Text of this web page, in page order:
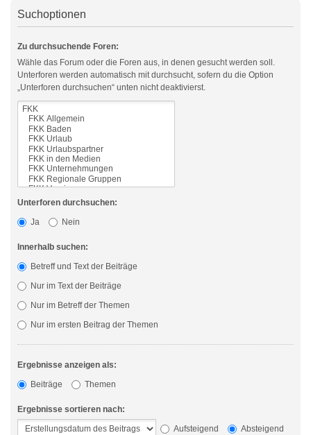
Suchoptionen
Zu durchsuchende Foren:
Wähle das Forum oder die Foren aus, in denen gesucht werden soll.
Unterforen werden automatisch mit durchsucht, sofern du die Option
„Unterforen durchsuchen“ unten nicht deaktivierst.
Unterforen durchsuchen:
Ja
Nein
Innerhalb suchen:
Betreff und Text der Beiträge
Nur im Text der Beiträge
Nur im Betreff der Themen
Nur im ersten Beitrag der Themen
Ergebnisse anzeigen als:
Beiträge
Themen
Ergebnisse sortieren nach:
Aufsteigend
Absteigend